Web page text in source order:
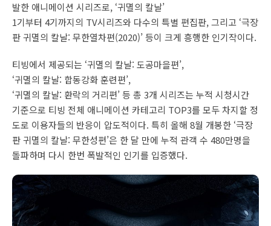
발한 애니메이션 시리즈로, ‘귀멸의 칼날’
1기부터 4기까지의 TV시리즈와 다수의 특별 편집판, 그리고 ‘극장
판 귀멸의 칼날: 무한열차편(2020)’ 등이 크게 흥행한 인기작이다.
티빙에서 제공되는 ‘귀멸의 칼날: 도공마을편’,
‘귀멸의 칼날: 합동강화 훈련편’,
‘귀멸의 칼날: 환락의 거리편’ 등 총 3개 시리즈는 누적 시청시간
기준으로 티빙 전체 애니메이션 카테고리 TOP3를 모두 차지할 정
도로 이용자들의 반응이 압도적이다. 특히 올해 8월 개봉한 ‘극장
판 귀멸의 칼날: 무한성편’은 한 달 만에 누적 관객 수 480만명을
돌파하며 다시 한번 폭발적인 인기를 입증했다.